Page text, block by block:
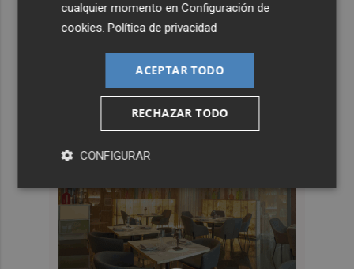
cualquier momento enConfiguración de
cookies.Política de privacidad
ACEPTAR TODO
RECHAZAR TODO
CONFIGURAR